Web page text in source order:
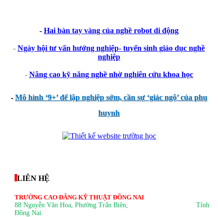
- Hai bàn tay vàng của nghề robot di động
- Ngày hội tư vấn hướng nghiệp- tuyển sinh giáo dục nghề
nghiệp
- Nâng cao kỹ năng nghề nhờ nghiên cứu khoa học
-Mô hình ‘9+’ để lập nghiệp sớm, cần sự ‘giác ngộ’ của phụ
huynh
LIÊN HỆ
TRƯỜNG CAO ĐẲNG KỸ THUẬT ĐỒNG NAI
88 Nguyễn Văn Hoa, Phường Trấn Biên , Tỉnh
Đồng Nai.